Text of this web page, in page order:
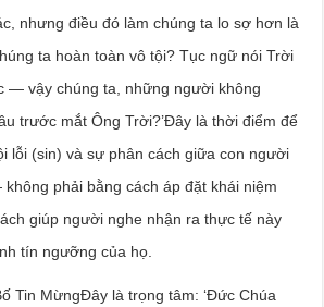
nhưng điều đó làm chúng ta lo sợ hơn là
ta hoàn toàn vô tội? Tục ngữ nói Trời
— vậy chúng ta, những người không
trước mắt Ông Trời?’Đây là thời điểm để
lỗi (sin) và sự phân cách giữa con người
phải bằng cách áp đặt khái niệm
giúp người nghe nhận ra thực tế này
tín ngưỡng của họ.
Tin MừngĐây là trọng tâm: ‘Đức Chúa